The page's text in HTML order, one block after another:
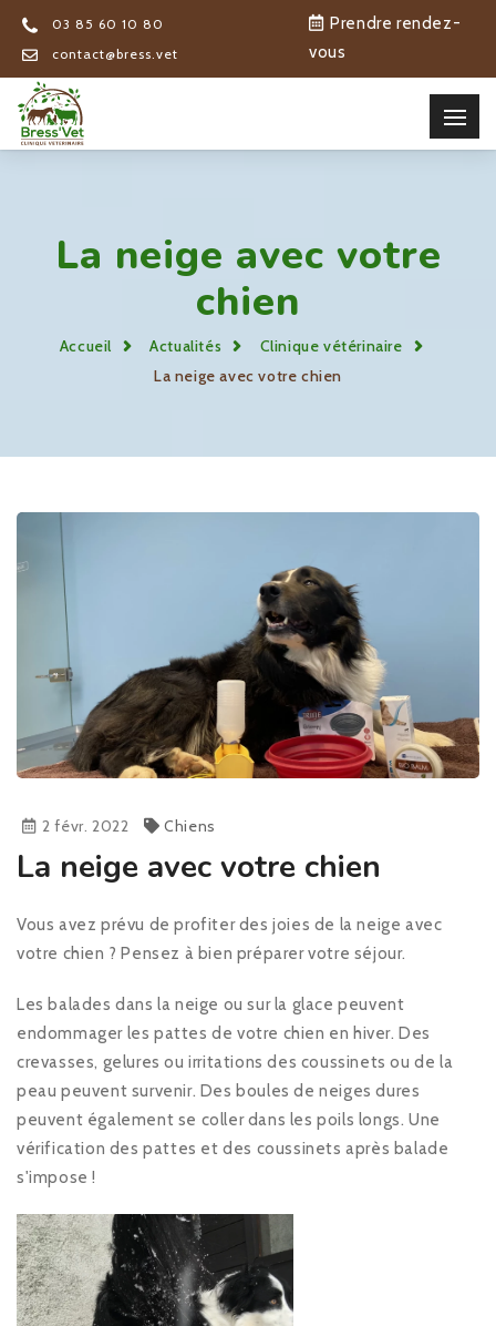
03 85 60 10 80
contact@bress.vet
Prendre rendez-
vous
La neige avec votre
chien
Accueil Actualités
Clinique vétérinaire
La neige avec votre chien
2 févr. 2022 Chiens
La neige avec votre chien
Vous avez prévu de profiter des joies de la neige avec
votre chien ? Pensez à bien préparer votre séjour.
Les balades dans la neige ou sur la glace peuvent
endommager les pattes de votre chien en hiver. Des
crevasses, gelures ou irritations des coussinets ou de la
peau peuvent survenir. Des boules de neiges dures
peuvent également se coller dans les poils longs. Une
vérification des pattes et des coussinets après balade
s'impose !